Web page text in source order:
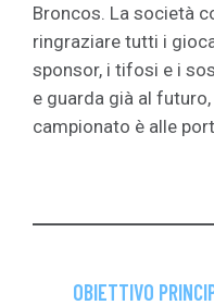
Broncos. La società
ringraziare tutti i
sponsor, i tifosi e i
e guarda già al
campionato è alle
OBIETTIVO